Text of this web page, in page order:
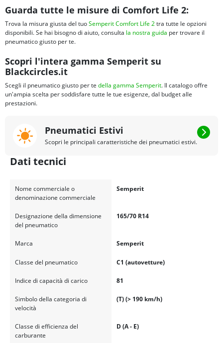
Guarda tutte le misure di Comfort Life 2:
Trova la misura giusta del tuoSemperit Comfort Life 2tra tutte le opzioni
disponibili. Se hai bisogno di aiuto, consulta la nostra guida per trovare il
pneumatico giusto per te.
Scopri l'intera gamma Semperit su
Blackcircles.it
Scegli il pneumatico giusto per te della gamma Semperit. Il catalogo offre
un'ampia scelta per soddisfare tutte le tue esigenze, dal budget alle
prestazioni.
Pneumatici Estivi
Scopri le principali caratteristiche dei pneumatici estivi.
Dati tecnici
Nome commerciale o
denominazione commerciale
Semperit
Designazione della dimensione
del pneumatico
165/70 R14
Marca Semperit
Classe del pneumatico C1 (autovetture)
Indice di capacità di carico 81
Simbolo della categoria di
velocità
(T) (> 190 km/h)
Classe di efficienza del
carburante
D (A - E)